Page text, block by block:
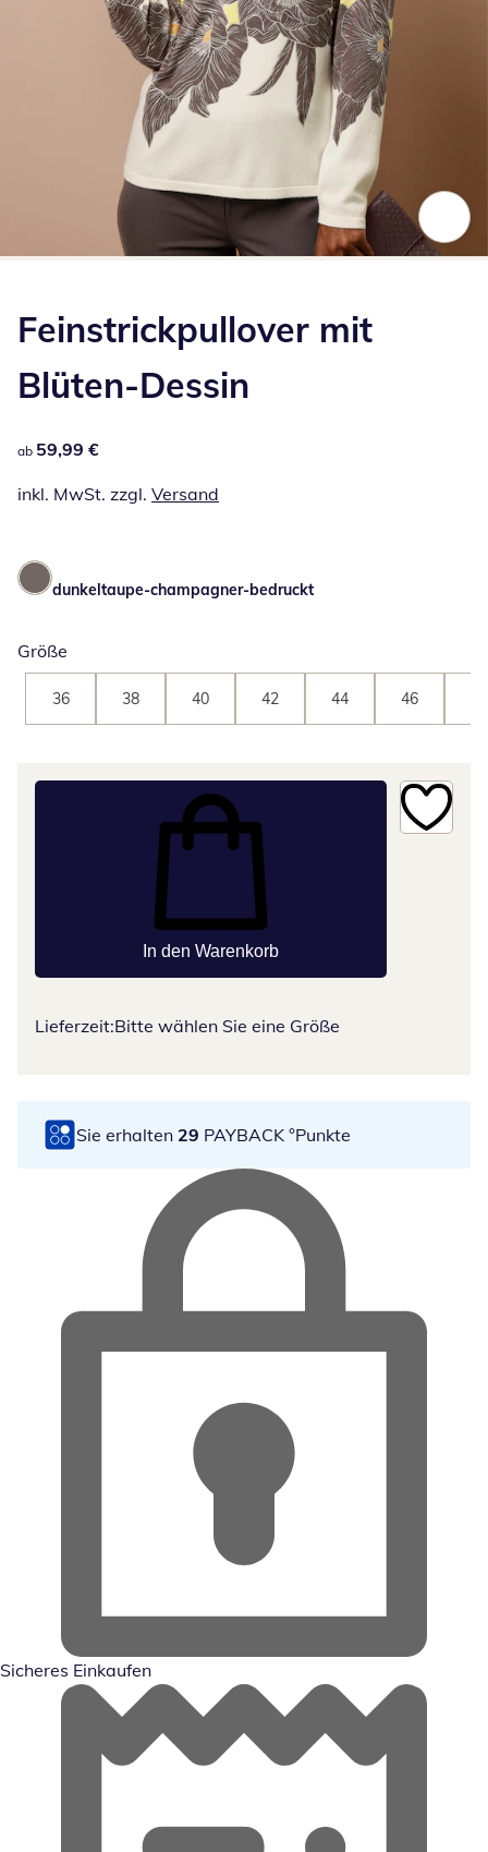
Feinstrickpullover mit
Blüten-Dessin
59,99 €
ab 59,99 €
inkl. MwSt. zzgl. Versand
dunkeltaupe-champagner-bedruckt
Größe
36 38 40 42 44 46
In den Warenkorb
Lieferzeit:Bitte wählen Sie eine Größe
Sie erhalten 29 PAYBACK °Punkte
Sicheres Einkaufen